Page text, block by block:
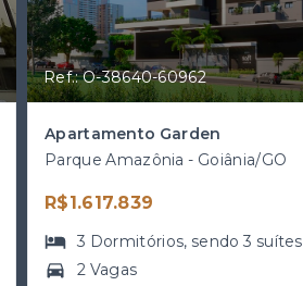
Ref.: O-38640-60962
Apartamento Garden
Parque Amazônia - Goiânia/GO
R$1.617.839
3 Dormitórios, sendo3 suítes
2 Vagas